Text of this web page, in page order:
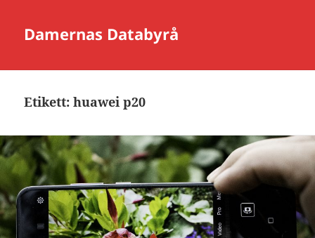
Damernas Databyrå
Etikett:huawei p20